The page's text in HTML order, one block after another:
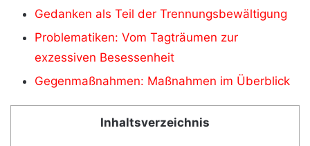
Gedanken als Teil der Trennungsbewältigung
Problematiken: Vom Tagträumen zur
exzessiven Besessenheit
Gegenmaßnahmen: Maßnahmen im Überblick
Inhaltsverzeichnis